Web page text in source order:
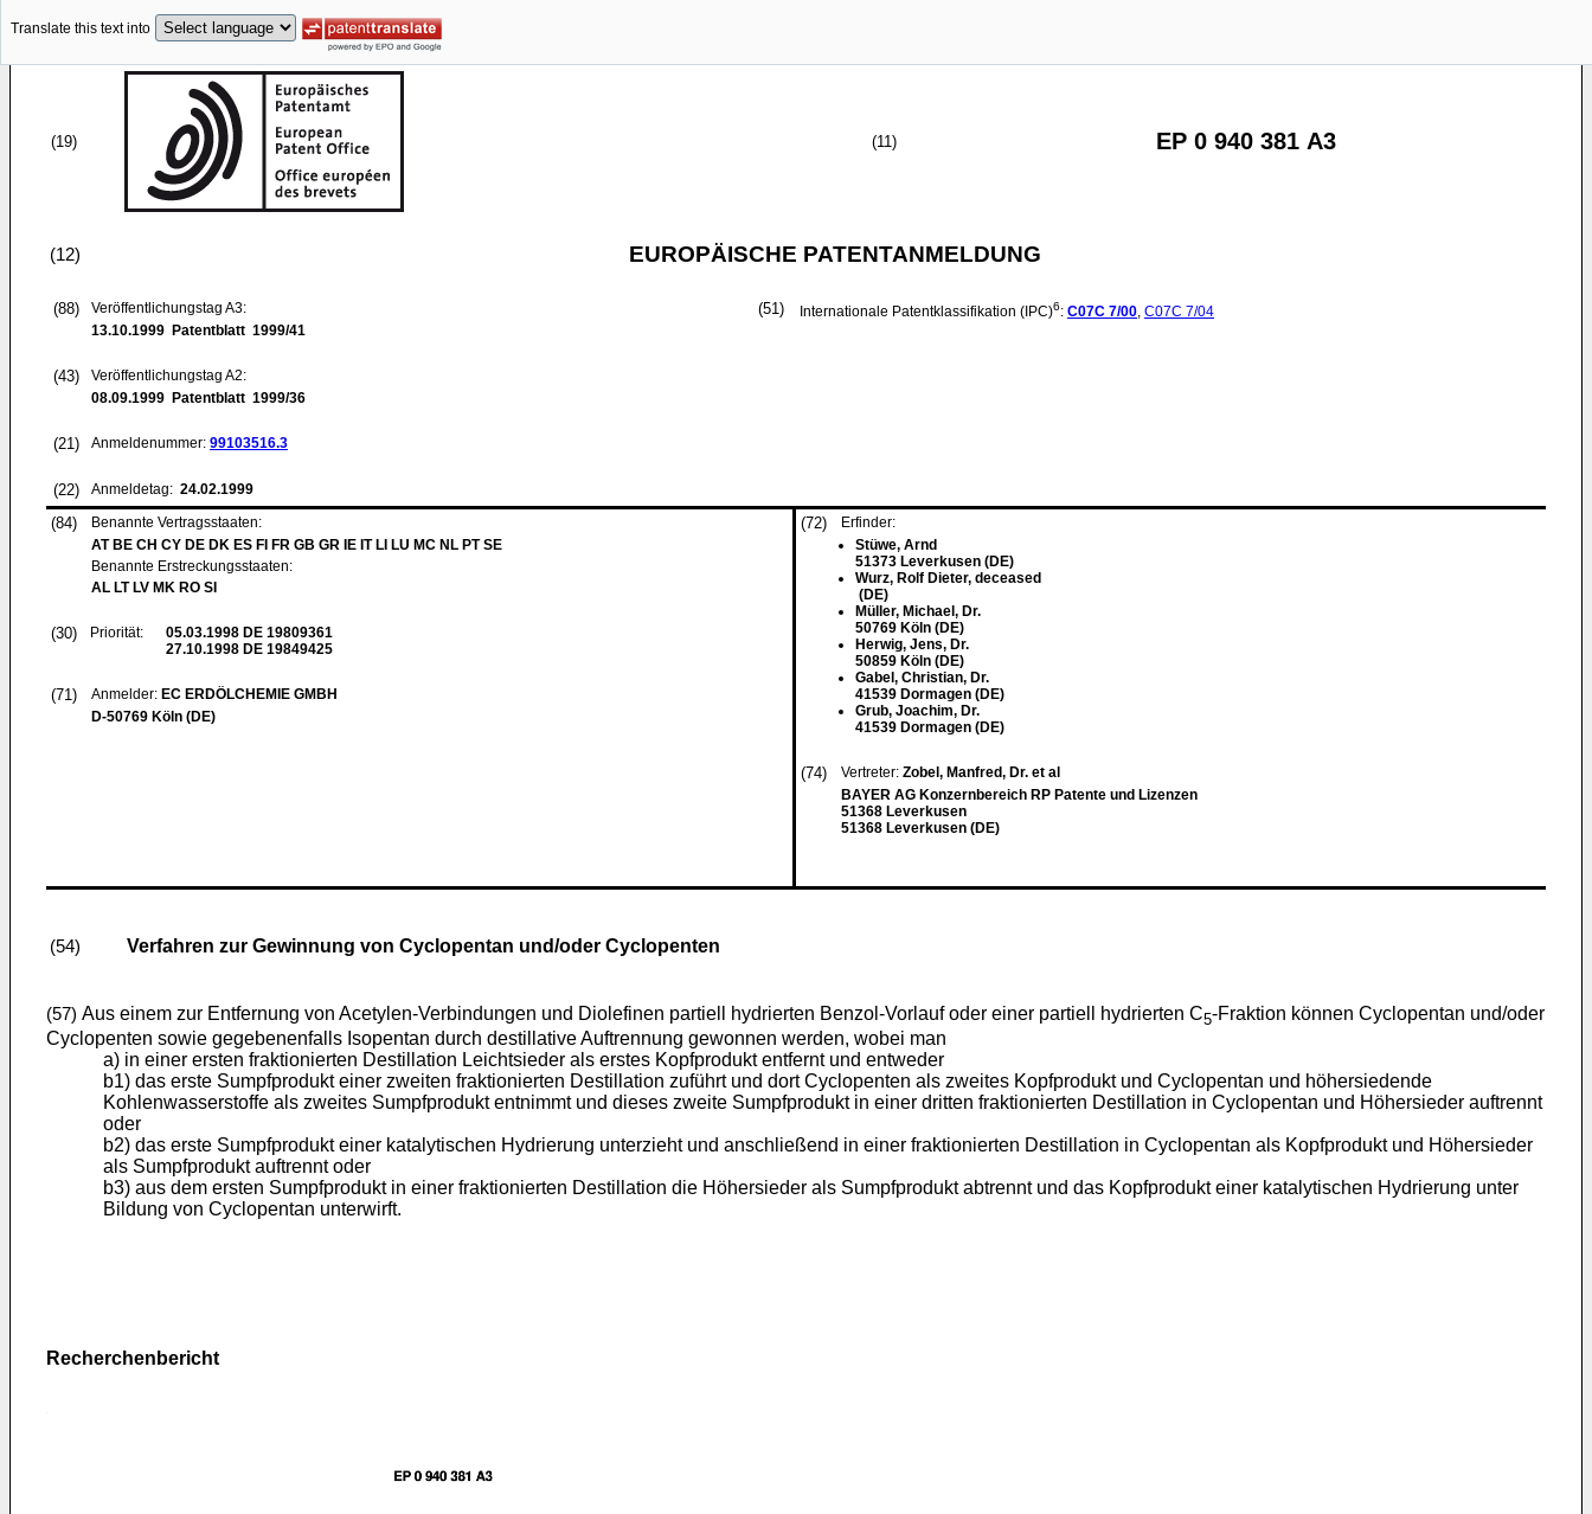
Translate this text into
(19) (11) EP 0 940 381 A3
(12) EUROPÄISCHE PATENTANMELDUNG
(88)
Veröffentlichungstag A3:
13.10.1999 Patentblatt 1999/41
(43)
Veröffentlichungstag A2:
08.09.1999 Patentblatt 1999/36
(21) Anmeldenummer: 99103516.3
(22) Anmeldetag: 24.02.1999
(51) Internationale Patentklassifikation (IPC)6: C07C 7/00, C07C 7/04
(84)
Benannte Vertragsstaaten:
AT BE CH CY DE DK ES FI FR GB GR IE IT LI LU MC NL PT SE
Benannte Erstreckungsstaaten:
AL LT LV MK RO SI
(30) Priorität: 05.03.1998 DE 19809361
27.10.1998 DE 19849425
(71) Anmelder: EC ERDÖLCHEMIE GMBH
D-50769 Köln (DE)
(72)
Erfinder:
Stüwe, Arnd
51373 Leverkusen (DE)
Wurz, Rolf Dieter, deceased
(DE)
Müller, Michael, Dr.
50769 Köln (DE)
Herwig, Jens, Dr.
50859 Köln (DE)
Gabel, Christian, Dr.
41539 Dormagen (DE)
Grub, Joachim, Dr.
41539 Dormagen (DE)
(74) Vertreter: Zobel, Manfred, Dr. et al
BAYER AG Konzernbereich RP Patente und Lizenzen
51368 Leverkusen
51368 Leverkusen (DE)
(54) Verfahren zur Gewinnung von Cyclopentan und/oder Cyclopenten
(57) Aus einem zur Entfernung von Acetylen-Verbindungen und Diolefinen partiell hydrierten Benzol-Vorlauf oder einer partiell hydrierten C5-Fraktion können Cyclopentan und/oder
Cyclopenten sowie gegebenenfalls Isopentan durch destillative Auftrennung gewonnen werden, wobei man
a) in einer ersten fraktionierten Destillation Leichtsieder als erstes Kopfprodukt entfernt und entweder
b1) das erste Sumpfprodukt einer zweiten fraktionierten Destillation zuführt und dort Cyclopenten als zweites Kopfprodukt und Cyclopentan und höhersiedende
Kohlenwasserstoffe als zweites Sumpfprodukt entnimmt und dieses zweite Sumpfprodukt in einer dritten fraktionierten Destillation in Cyclopentan und Höhersieder auftrennt
oder
b2) das erste Sumpfprodukt einer katalytischen Hydrierung unterzieht und anschließend in einer fraktionierten Destillation in Cyclopentan als Kopfprodukt und Höhersieder
als Sumpfprodukt auftrennt oder
b3) aus dem ersten Sumpfprodukt in einer fraktionierten Destillation die Höhersieder als Sumpfprodukt abtrennt und das Kopfprodukt einer katalytischen Hydrierung unter
Bildung von Cyclopentan unterwirft.
Recherchenbericht